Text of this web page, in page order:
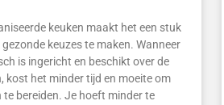
keuken maakt het een stuk
keuzes te maken. Wanneer
is ingericht en beschikt over de
kost het minder tijd en moeite om
te bereiden. Je hoeft minder te